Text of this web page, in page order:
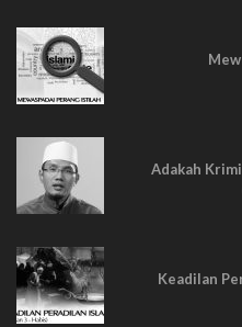
Adakah
Keadilan